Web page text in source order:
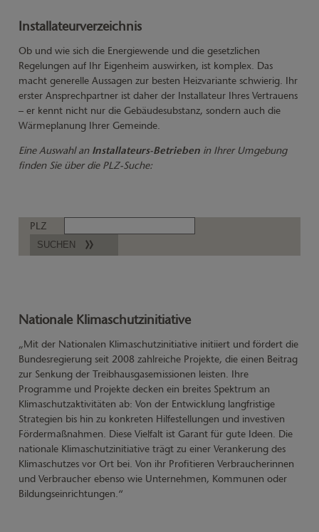
Installateurverzeichnis
Ob und wie sich die Energiewende und die gesetzlichen
Regelungen auf Ihr Eigenheim auswirken, ist komplex. Das
macht generelle Aussagen zur besten Heizvariante schwierig. Ihr
erster Ansprechpartner ist daher der Installateur Ihres Vertrauens
– er kennt nicht nur die Gebäudesubstanz, sondern auch die
Wärmeplanung Ihrer Gemeinde.
Eine Auswahl an Installateurs-Betrieben in Ihrer Umgebung
finden Sie über die PLZ-Suche:
PLZ
SUCHEN
Nationale Klimaschutzinitiative
„Mit der Nationalen Klimaschutzinitiative initiiert und fördert die
Bundesregierung seit 2008 zahlreiche Projekte, die einen Beitrag
zur Senkung der Treibhausgasemissionen leisten. Ihre
Programme und Projekte decken ein breites Spektrum an
Klimaschutzaktivitäten ab: Von der Entwicklung langfristige
Strategien bis hin zu konkreten Hilfestellungen und investiven
Fördermaßnahmen. Diese Vielfalt ist Garant für gute Ideen. Die
nationale Klimaschutzinitiative trägt zu einer Verankerung des
Klimaschutzes vor Ort bei. Von ihr Profitieren Verbraucherinnen
und Verbraucher ebenso wie Unternehmen, Kommunen oder
Bildungseinrichtungen.“